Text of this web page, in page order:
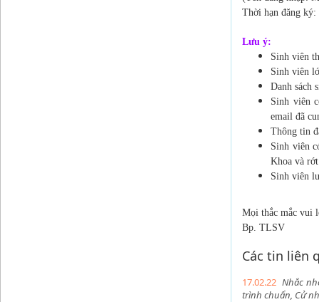
Thời hạn đăng ký:
Lưu ý:
Sinh viên
Sinh viên
Danh sách
Sinh viên
email đã
Thông tin
Sinh viên
Khoa và
Sinh viên
Mọi thắc mắc vui
Bp. TLSV
Các tin liên
17.02.22 Nhắc
trình chuẩn, Cử